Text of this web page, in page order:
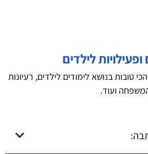
לילדים
טובות בנושא לימודים לילדים, רעיונות
ועוד.